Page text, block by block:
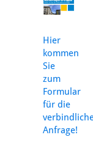
Hier
kommen
Sie
zum
Formular
für die
Anfrage!